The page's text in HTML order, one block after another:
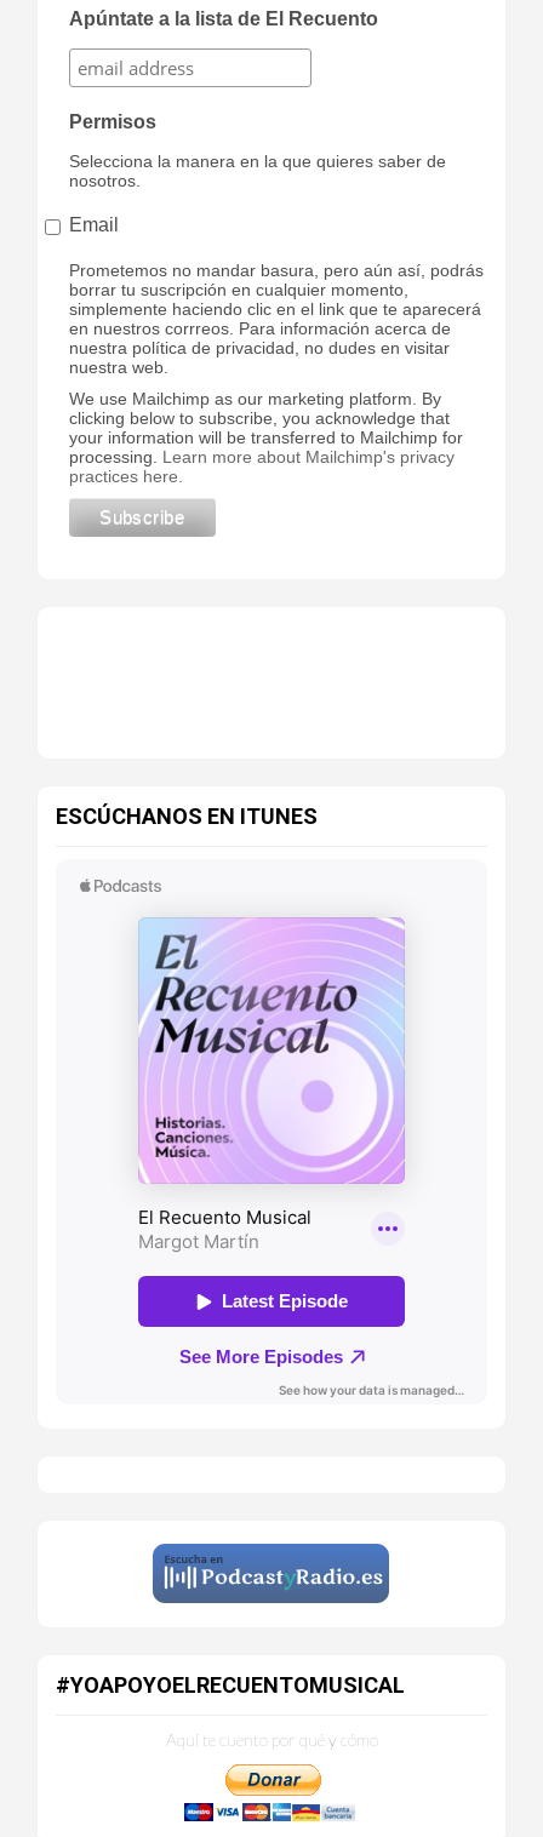
Apúntate a la lista de El Recuento
Permisos
Selecciona la manera en la que quieres saber de
nosotros.
Email
Prometemos no mandar basura, pero aún así, podrás
borrar tu suscripción en cualquier momento,
simplemente haciendo clic en el link que te aparecerá
en nuestros corrreos. Para información acerca de
nuestra política de privacidad, no dudes en visitar
nuestra web.
We use Mailchimp as our marketing platform. By
clicking below to subscribe, you acknowledge that
your information will be transferred to Mailchimp for
processing. Learn more about Mailchimp's privacy
practices here.
ESCÚCHANOS EN ITUNES
#YOAPOYOELRECUENTOMUSICAL
Aquí te cuento por qué y cómo